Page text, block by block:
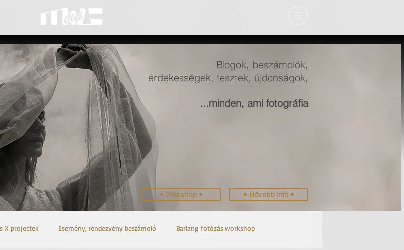
X projectek Esemény, rendezvény beszámoló Barlang fotózás workshop
Blogok, beszámolók,
érdekességek, tesztek, újdonságok,
...minden, ami fotográfia
• Webshop • • Bővebb infó •